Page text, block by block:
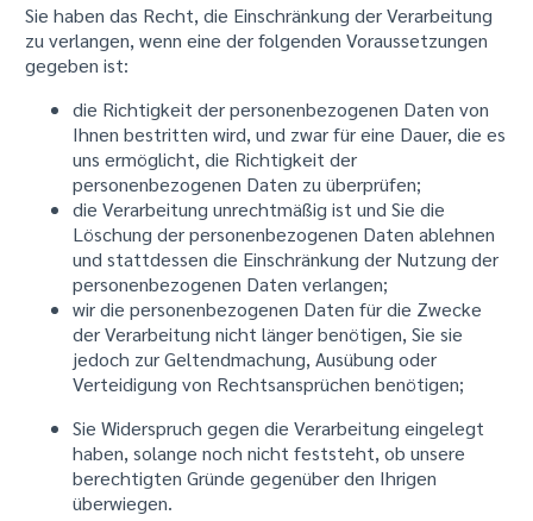
Sie haben das Recht, die Einschränkung der Verarbeitung
zu verlangen, wenn eine der folgenden Voraussetzungen
gegeben ist:
die Richtigkeit der personenbezogenen Daten von
Ihnen bestritten wird, und zwar für eine Dauer, die es
uns ermöglicht, die Richtigkeit der
personenbezogenen Daten zu überprüfen;
die Verarbeitung unrechtmäßig ist und Sie die
Löschung der personenbezogenen Daten ablehnen
und stattdessen die Einschränkung der Nutzung der
personenbezogenen Daten verlangen;
wir die personenbezogenen Daten für die Zwecke
der Verarbeitung nicht länger benötigen, Sie sie
jedoch zur Geltendmachung, Ausübung oder
Verteidigung von Rechtsansprüchen benötigen;
Sie Widerspruch gegen die Verarbeitung eingelegt
haben, solange noch nicht feststeht, ob unsere
berechtigten Gründe gegenüber den Ihrigen
überwiegen.